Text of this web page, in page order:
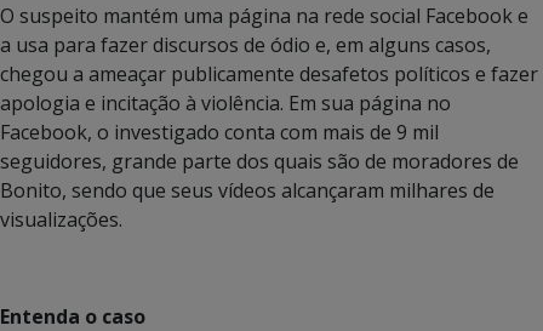
O suspeito mantém uma página na rede social Facebook e
a usa para fazer discursos de ódio e, em alguns casos,
chegou a ameaçar publicamente desafetos políticos e fazer
apologia e incitação à violência. Em sua página no
Facebook, o investigado conta com mais de 9 mil
seguidores, grande parte dos quais são de moradores de
Bonito, sendo que seus vídeos alcançaram milhares de
visualizações.
Entenda o caso